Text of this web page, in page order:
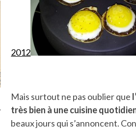
2012
Mais surtout ne pas oublier que
très bien à une cuisine
beaux jours qui s’annoncent.